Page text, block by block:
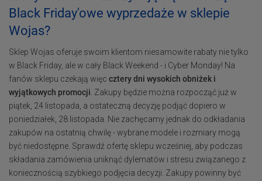
Black Friday'owe wyprzedaże w sklepie
Wojas?
Sklep Wojas oferuje swoim klientom niesamowite rabaty nie tylko
w Black Friday, ale w cały Black Weekend - i Cyber Monday! Na
fanów sklepu czekają więc cztery dni wysokich obniżek i
wyjątkowych promocji . Zakupy będzie można rozpocząć już w
piątek, 24 listopada, a ostateczną decyzję podjąć dopiero w
poniedziałek, 28 listopada. Nie zachęcamy jednak do odkładania
zakupów na ostatnią chwilę - wybrane modele i rozmiary mogą
być niedostępne. Sprawdź ofertę sklepu wcześniej, aby podczas
składania zamówienia uniknąć dylematów i stresu związanego z
koniecznością szybkiego podjęcia decyzji. Zakupy powinny być